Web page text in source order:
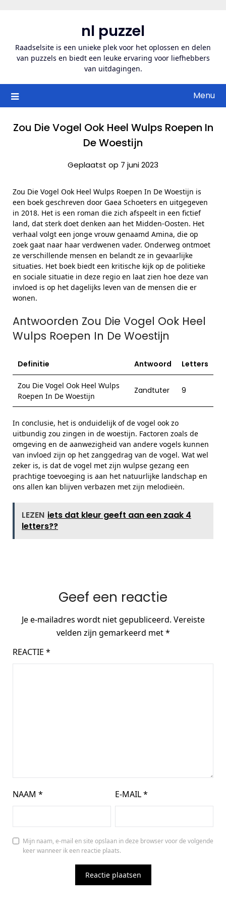
inhoud
nl puzzel
Raadselsite is een unieke plek voor het oplossen en delen
van puzzels en biedt een leuke ervaring voor liefhebbers
van uitdagingen.
Menu
Zou Die Vogel Ook Heel Wulps Roepen In
De Woestijn
Geplaatst op 7 juni 2023
Zou Die Vogel Ook Heel Wulps Roepen In De Woestijn is
een boek geschreven door Gaea Schoeters en uitgegeven
in 2018. Het is een roman die zich afspeelt in een fictief
land, dat sterk doet denken aan het Midden-Oosten. Het
verhaal volgt een jonge vrouw genaamd Amina, die op
zoek gaat naar haar verdwenen vader. Onderweg ontmoet
ze verschillende mensen en belandt ze in gevaarlijke
situaties. Het boek biedt een kritische kijk op de politieke
en sociale situatie in deze regio en laat zien hoe deze van
invloed is op het dagelijks leven van de mensen die er
wonen.
Antwoorden Zou Die Vogel Ook Heel
Wulps Roepen In De Woestijn
Definitie Antwoord Letters
Zou Die Vogel Ook Heel Wulps
Roepen In De Woestijn
Zandtuter 9
In conclusie, het is onduidelijk of de vogel ook zo
uitbundig zou zingen in de woestijn. Factoren zoals de
omgeving en de aanwezigheid van andere vogels kunnen
van invloed zijn op het zanggedrag van de vogel. Wat wel
zeker is, is dat de vogel met zijn wulpse gezang een
prachtige toevoeging is aan het natuurlijke landschap en
ons allen kan blijven verbazen met zijn melodieën.
LEZEN iets dat kleur geeft aan een zaak 4
letters??
Geef een reactie
Je e-mailadres wordt niet gepubliceerd. Vereiste
velden zijn gemarkeerd met*
REACTIE *
NAAM * E-MAIL*
Mijn naam, e-mail en site opslaan in deze browser voor de volgende
keer wanneer ik een reactie plaats.